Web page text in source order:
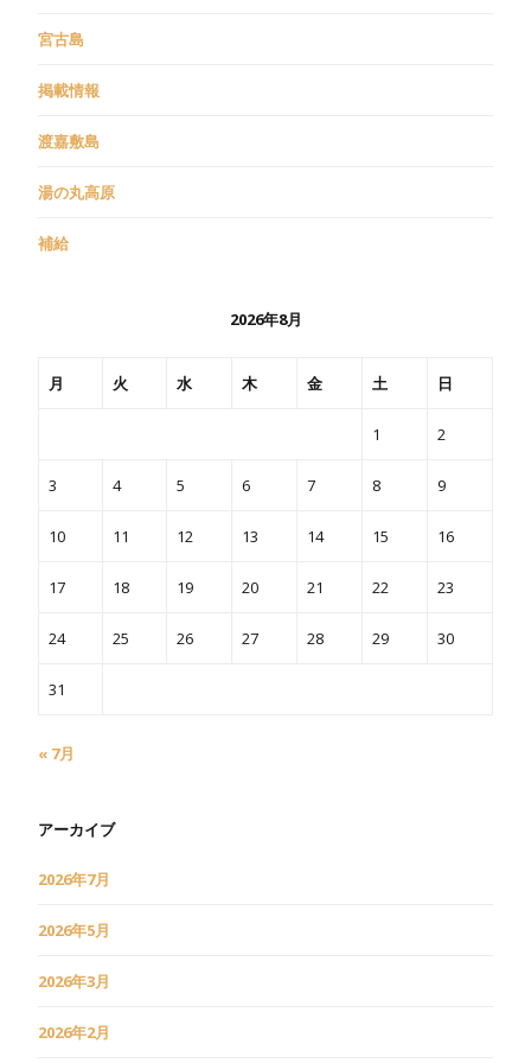
宮古島
掲載情報
渡嘉敷島
湯の丸高原
補給
2026年8月
月 火 水 木 金 土 日
1 2
3 4 5 6 7 8 9
10 11 12 13 14 15 16
17 18 19 20 21 22 23
24 25 26 27 28 29 30
31
« 7月
アーカイブ
2026年7月
2026年5月
2026年3月
2026年2月